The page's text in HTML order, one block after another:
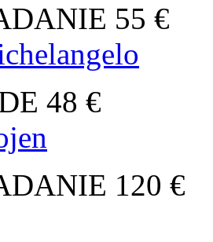
55 €
48 €
120 €